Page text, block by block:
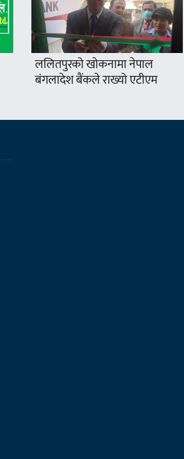
ललितपुरको खोकनामा नेपाल
बंगलादेश बैंकले राख्यो एटीएम